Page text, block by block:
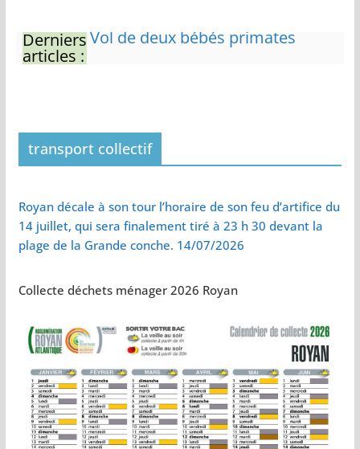
Derniers
articles :
Eau potable : Le préfet de
pelouse de 12h à 16h à partir du
7 juin
Naissance exceptionnelle de
Vol de deux bébés primates
tamarins empereurs au zoo de
La Palmyre
transport collectif
Royan décale à son tour l’horaire de son feu d’artifice du
14 juillet, qui sera finalement tiré à 23 h 30 devant la
plage de la Grande conche. 14/07/2026
Collecte déchets ménager 2026 Royan